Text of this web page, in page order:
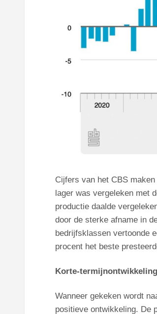
Cijfers van het CBS
lager was vergeleken met
productie daalde
door de sterke afname in
bedrijfsklassen vertoonde
procent het beste
Korte-
Wanneer gekeken wordt
positieve ontwikkeling. De